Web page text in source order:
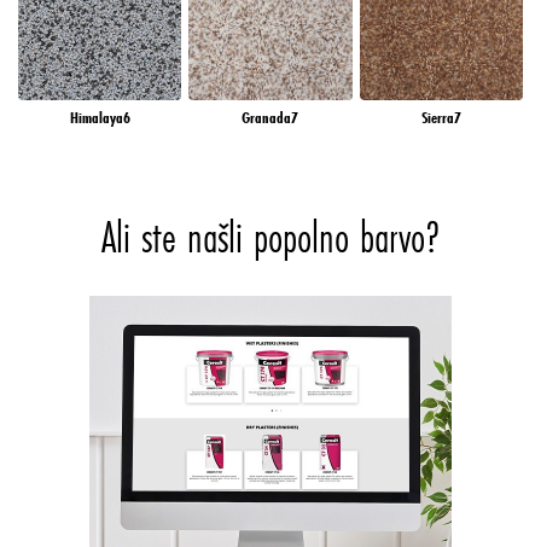
Himalaya6 Granada7 Sierra7
Ali ste našli popolno barvo?